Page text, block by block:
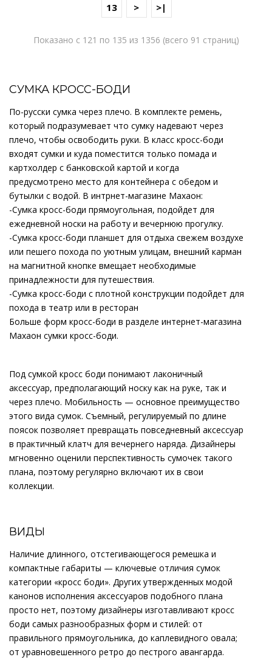
13 > >|
Показано с 121 по 135 из 1356 (всего 91 страниц)
СУМКА КРОСС-БОДИ
По-русски сумка через плечо. В комплекте ремень,
который подразумевает что сумку надевают через
плечо, чтобы освободить руки. В класс кросс-боди
входят сумки и куда поместится только помада и
картхолдер с банковской картой и когда
предусмотрено место для контейнера с обедом и
бутылки с водой. В интрнет-магазине Махаон:
-Сумка кросс-боди прямоугольная, подойдет для
ежедневной носки на работу и вечернюю прогулку.
-Сумка кросс-боди планшет для отдыха свежем воздухе
или пешего похода по уютным улицам, внешний карман
на магнитной кнопке вмещает необходимые
принадлежности для путешествия.
-Сумка кросс-боди с плотной конструкции подойдет для
похода в театр или в ресторан
Больше форм кросс-боди в разделе интернет-магазина
Махаон сумки кросс-боди.
Под сумкой кросс боди понимают лаконичный
аксессуар, предполагающий носку как на руке, так и
через плечо. Мобильность — основное преимущество
этого вида сумок. Съемный, регулируемый по длине
поясок позволяет превращать повседневный аксессуар
в практичный клатч для вечернего наряда. Дизайнеры
мгновенно оценили перспективность сумочек такого
плана, поэтому регулярно включают их в свои
коллекции.
ВИДЫ
Наличие длинного, отстегивающегося ремешка и
компактные габариты — ключевые отличия сумок
категории «кросс боди». Других утвержденных модой
канонов исполнения аксессуаров подобного плана
просто нет, поэтому дизайнеры изготавливают кросс
боди самых разнообразных форм и стилей: от
правильного прямоугольника, до каплевидного овала;
от уравновешенного ретро до пестрого авангарда.